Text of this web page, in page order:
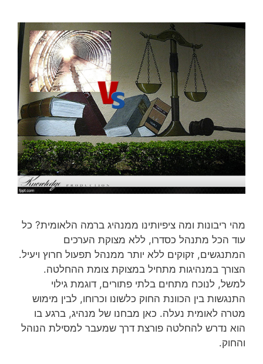
מהי ריבונות ומה ציפיותינו ממנהיג ברמה הלאומית? כל
עוד הכל מתנהל כסדרו, ללא מצוקת הערכים
המתנגשים, זקוקים ללא יותר ממנהל תפעול חרוץ ויעיל.
הצורך במנהיגות מתחיל במצוקת צומת ההחלטה.
למשל, לנוכח מתחים בלתי פתורים, דוגמת גילוי
התנגשות בין הכוונת החוק כלשונו וכרוחו, לבין מימוש
מטרה לאומית נעלה. כאן מבחנו של מנהיג, ברגע בו
הוא נדרש להחלטה פורצת דרך שמעבר למסילת הנוהל
והחוק.